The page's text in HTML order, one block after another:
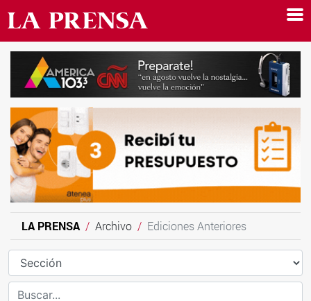
LA PRENSA Archivo Ediciones Anteriores